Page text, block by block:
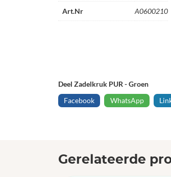
Art.Nr A0600210
Deel Zadelkruk PUR - Groen
Facebook
WhatsApp
Gerelateerde